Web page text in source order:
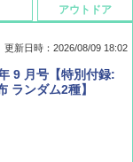
更新日時：2026/08/09 18:02
9 月号【特別付録:
ランダム2種】
アウトドア